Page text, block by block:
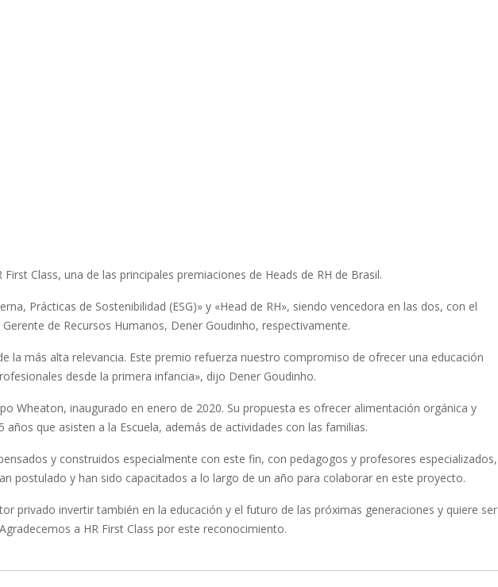
Class, una de las principales premiaciones de Heads de RH de Brasil.
Prácticas de Sostenibilidad (ESG)» y «Head de RH», siendo vencedora en las dos, con el
de Recursos Humanos, Dener Goudinho, respectivamente.
la más alta relevancia. Este premio refuerza nuestro compromiso de ofrecer una educación
desde la primera infancia», dijo Dener Goudinho.
Wheaton, inaugurado en enero de 2020. Su propuesta es ofrecer alimentación orgánica y
que asisten a la Escuela, además de actividades con las familias.
y construidos especialmente con este fin, con pedagogos y profesores especializados,
postulado y han sido capacitados a lo largo de un año para colaborar en este proyecto.
privado invertir también en la educación y el futuro de las próximas generaciones y quiere ser
a HR First Class por este reconocimiento.